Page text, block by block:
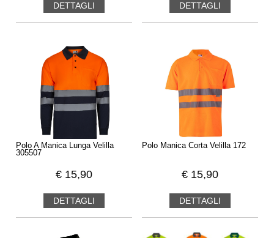
DETTAGLI DETTAGLI
Polo A Manica Lunga Velilla
305507
€ 15,90
DETTAGLI
Polo Manica Corta Velilla 172
€ 15,90
DETTAGLI